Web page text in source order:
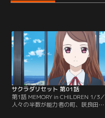
サクラダリセット 第01話
第1話 MEMORY in CHILDREN 1/3／
人々の半数が能力者の町、咲良田